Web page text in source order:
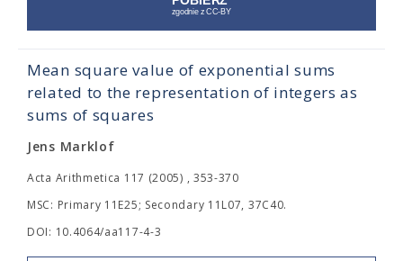
Mean square value of exponential sums
related to the representation of integers as
sums of squares
Jens Marklof
Acta Arithmetica 117 (2005) , 353-370
MSC: Primary 11E25; Secondary 11L07, 37C40.
DOI: 10.4064/aa117-4-3